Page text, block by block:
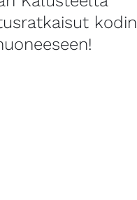
kodin